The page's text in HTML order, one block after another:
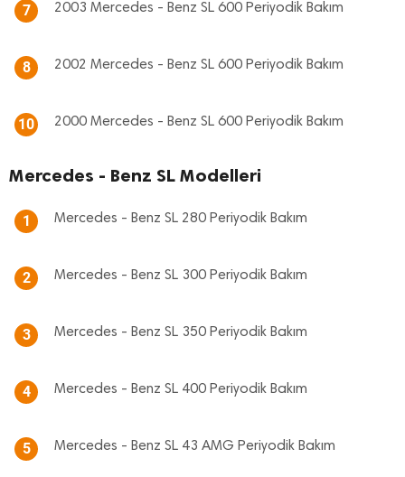
7 2003 Mercedes - Benz SL 600 Periyodik Bakım
8 2002 Mercedes - Benz SL 600 Periyodik Bakım
10 2000 Mercedes - Benz SL 600 Periyodik Bakım
Mercedes - Benz SL Modelleri
1 Mercedes - Benz SL 280 Periyodik Bakım
2 Mercedes - Benz SL 300 Periyodik Bakım
3 Mercedes - Benz SL 350 Periyodik Bakım
4 Mercedes - Benz SL 400 Periyodik Bakım
5 Mercedes - Benz SL 43 AMG Periyodik Bakım